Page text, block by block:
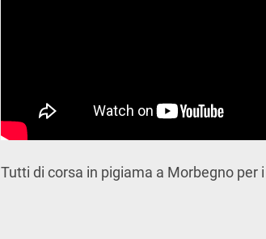
Tutti di corsa in pigiama a Morbegno per